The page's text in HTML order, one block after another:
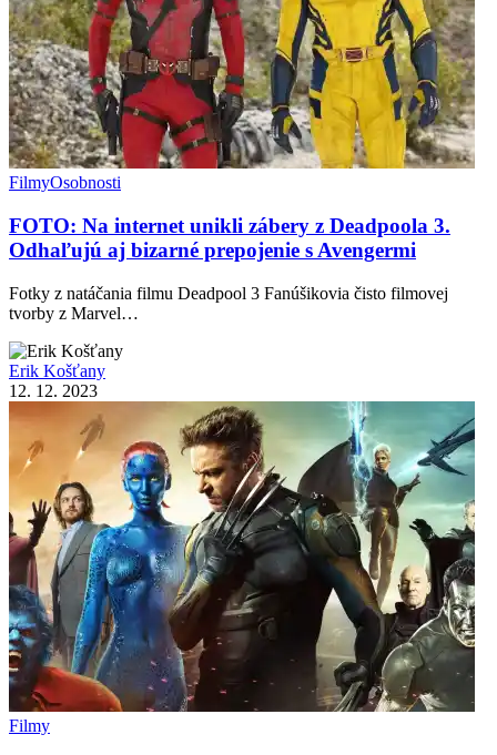
FilmyOsobnosti
FOTO: Na internet unikli zábery z Deadpoola 3.
Odhaľujú aj bizarné prepojenie s Avengermi
Fotky z natáčania filmu Deadpool 3 Fanúšikovia čisto filmovej
tvorby z Marvel…
Erik Košťany
12. 12. 2023
Filmy